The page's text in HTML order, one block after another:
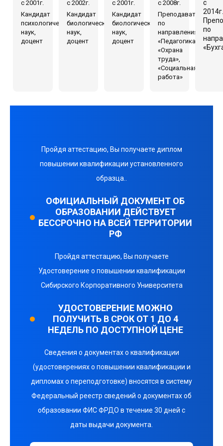
с 2001г.
Кандидат
психологических
наук,
доцент
с 2002г.
Кандидат
биологических
наук,
доцент
с 2001г.
Кандидат
биологических
наук,
доцент
с 2008г.
Преподаватель
по
направлениям
«Педагогика»,
«Охрана
труда»,
«Социальная
работа»
с
по
Пройдя аттестацию, Вы получаете диплом
повышении квалификации установленного
образца..
ОФИЦИАЛЬНЫЙ ДОКУМЕНТ ОБ
ОБРАЗОВАНИИ ДЕЙСТВУЕТ
БЕССРОЧНО НА ВСЕЙ ТЕРРИТОРИИ
РФ
Пройдя аттестацию, Вы получаете
Удостоверение о повышении квалификации
Сибирского Корпоративного Университета
УДОСТОВЕРЕНИЕ МОЖНО
ПОЛУЧИТЬ В СРОК ОТ 1 ДО 4
НЕДЕЛЬ ПО ДОСТУПНОЙ ЦЕНЕ
Сведения о документах о квалификации
(удостоверениях о повышении квалификации и
дипломах о переподготовке) вносятся в систему
Федеральный реестр сведений о документах об
образовании ФИС ФРДО в течение 30 дней с
даты выдачи документа.